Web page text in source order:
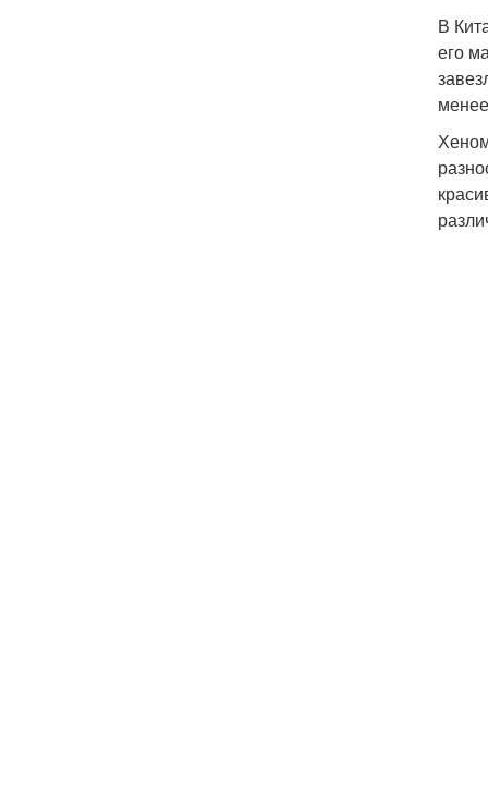
В
его